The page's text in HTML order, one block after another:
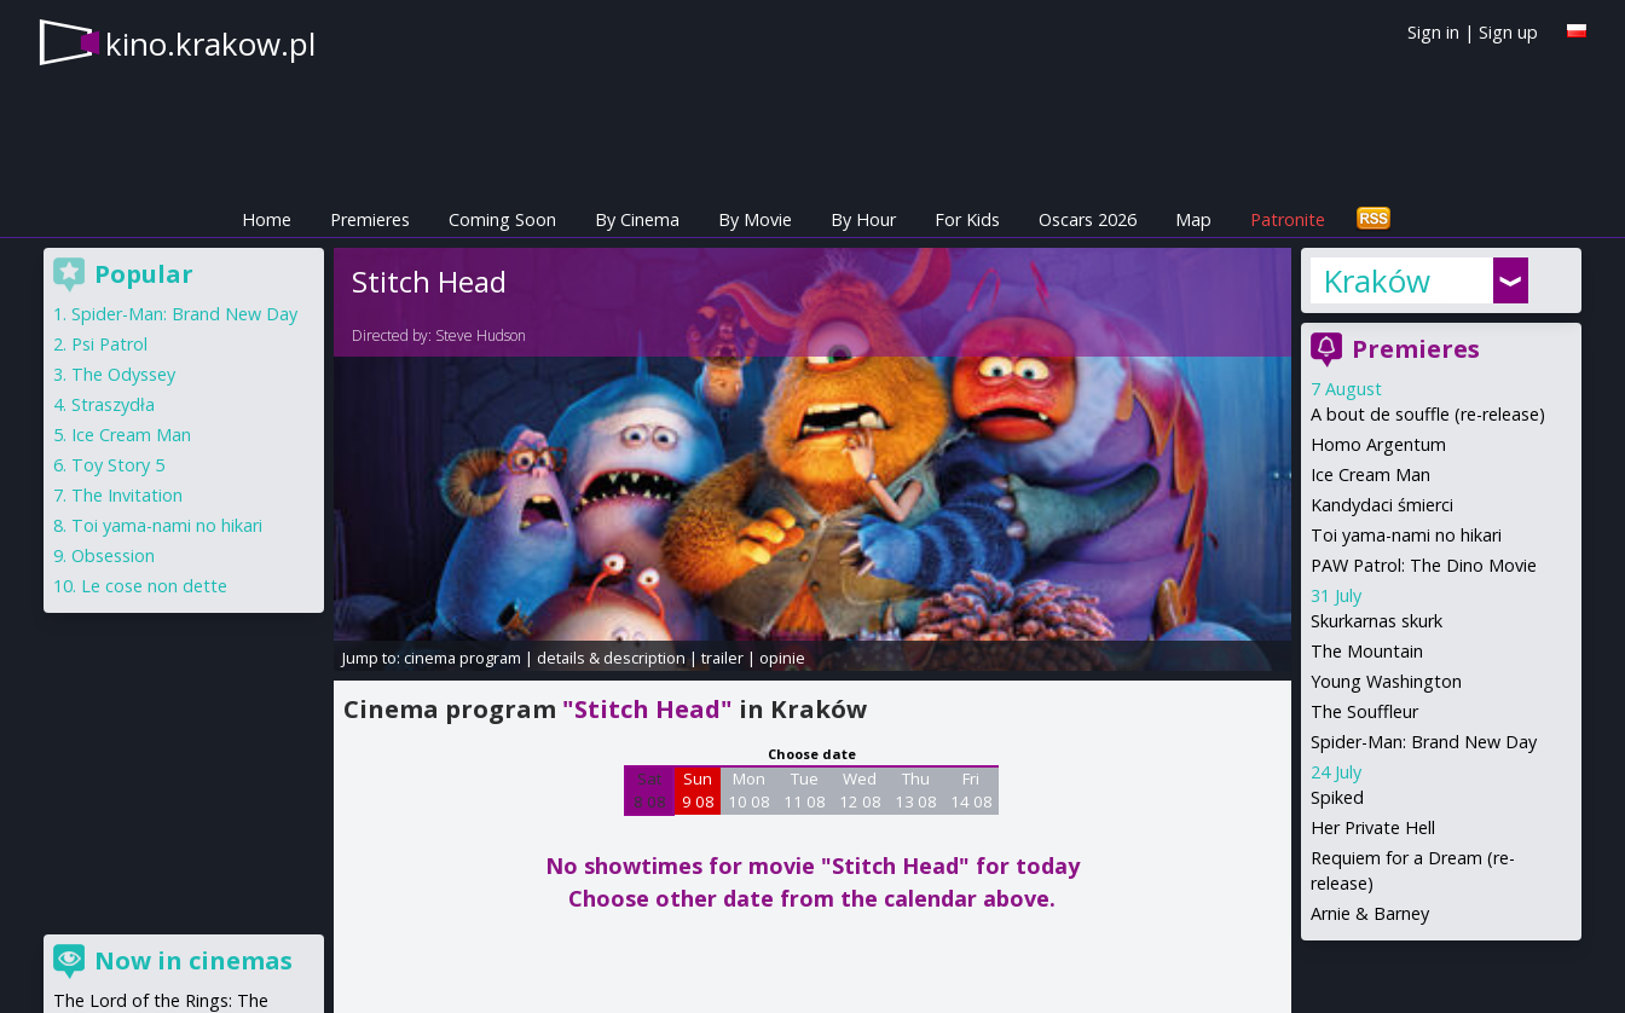
kino.krakow.pl Sign in | Sign up
Home Premieres Coming Soon By Cinema By Movie By Hour For Kids Oscars 2026 Map Patronite
Stitch Head
Directed by: Steve Hudson
Jump to: cinema program | details & description| trailer| opinie
Cinema program "Stitch Head" in Kraków
Choose date
Sat
8 08
Sun
9 08
Mon
10 08
Tue
11 08
Wed
12 08
Thu
13 08
Fri
14 08
No showtimes for movie "Stitch Head" for today
Choose other date from the calendar above.
Kraków
Premieres
7 August
A bout de souffle (re-release)
Homo Argentum
Ice Cream Man
Kandydaci śmierci
Toi yama-nami no hikari
PAW Patrol: The Dino Movie
31 July
Skurkarnas skurk
The Mountain
Young Washington
The Souffleur
Spider-Man: Brand New Day
24 July
Spiked
Her Private Hell
Requiem for a Dream (re-
release)
Arnie & Barney
Popular
Spider-Man: Brand New Day
Psi Patrol
The Odyssey
Straszydła
Ice Cream Man
Toy Story 5
The Invitation
Toi yama-nami no hikari
Obsession
Le cose non dette
Now in cinemas
The Lord of the Rings: The